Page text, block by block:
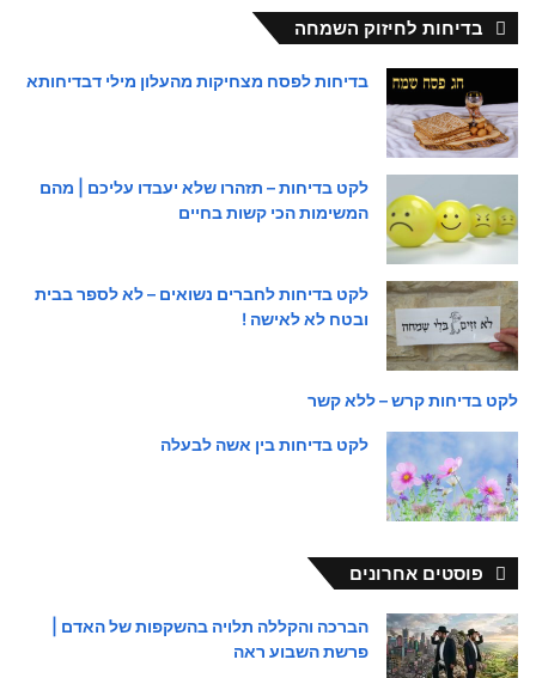
בדיחות לחיזוק השמחה
בדיחות לפסח מצחיקות מהעלון מילי דבדיחותא
לקט בדיחות – תזהרו שלא יעבדו עליכם | מהם
המשימות הכי קשות בחיים
לקט בדיחות לחברים נשואים – לא לספר בבית
ובטח לא לאישה !
לקט בדיחות קרש – ללא קשר
לקט בדיחות בין אשה לבעלה
פוסטים אחרונים
הברכה והקללה תלויה בהשקפות של האדם |
פרשת השבוע ראה